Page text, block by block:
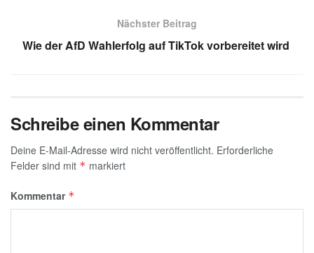
o
k
Nächster Beitrag
Wie der AfD Wahlerfolg auf TikTok vorbereitet wird
Schreibe einen Kommentar
Deine E-Mail-Adresse wird nicht veröffentlicht. Erforderliche
Felder sind mit * markiert
Kommentar *